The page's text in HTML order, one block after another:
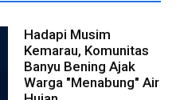
Hadapi Musim
Kemarau, Komunitas
Banyu Bening Ajak
Warga "Menabung" Air